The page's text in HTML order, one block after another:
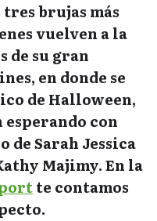
brujas más
vuelven a la
de su gran
en donde se
de Halloween,
con
de Sarah Jessica
Majimy. En la
te contamos